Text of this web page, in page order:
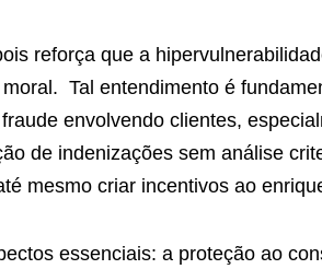
reforça que a
Tal entendimento é
envolvendo clientes,
de indenizações sem análise
mesmo criar incentivos ao
essenciais: a proteção ao